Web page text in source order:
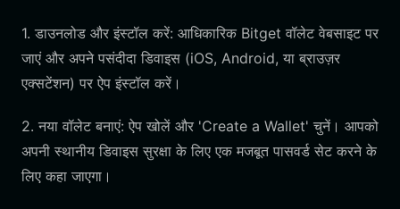
1. डाउनलोड और इंस्टॉल करें: आधिकारिक Bitget वॉलेट वेबसाइट पर
जाएं और अपने पसंदीदा डिवाइस (iOS, Android, या ब्राउज़र
एक्सटेंशन) पर ऐप इंस्टॉल करें।
2. नया वॉलेट बनाएं: ऐप खोलें और 'Create a Wallet' चुनें। आपको
अपनी स्थानीय डिवाइस सुरक्षा के लिए एक मजबूत पासवर्ड सेट करने के
लिए कहा जाएगा।